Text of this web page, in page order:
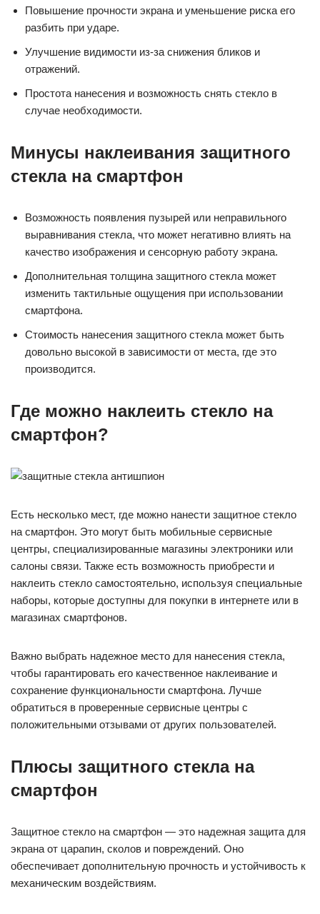
Повышение прочности экрана и уменьшение риска его
разбить при ударе.
Улучшение видимости из-за снижения бликов и
отражений.
Простота нанесения и возможность снять стекло в
случае необходимости.
Минусы наклеивания защитного
стекла на смартфон
Возможность появления пузырей или неправильного
выравнивания стекла, что может негативно влиять на
качество изображения и сенсорную работу экрана.
Дополнительная толщина защитного стекла может
изменить тактильные ощущения при использовании
смартфона.
Стоимость нанесения защитного стекла может быть
довольно высокой в зависимости от места, где это
производится.
Где можно наклеить стекло на
смартфон?
Есть несколько мест, где можно нанести защитное стекло
на смартфон. Это могут быть мобильные сервисные
центры, специализированные магазины электроники или
салоны связи. Также есть возможность приобрести и
наклеить стекло самостоятельно, используя специальные
наборы, которые доступны для покупки в интернете или в
магазинах смартфонов.
Важно выбрать надежное место для нанесения стекла,
чтобы гарантировать его качественное наклеивание и
сохранение функциональности смартфона. Лучше
обратиться в проверенные сервисные центры с
положительными отзывами от других пользователей.
Плюсы защитного стекла на
смартфон
Защитное стекло на смартфон — это надежная защита для
экрана от царапин, сколов и повреждений. Оно
обеспечивает дополнительную прочность и устойчивость к
механическим воздействиям.